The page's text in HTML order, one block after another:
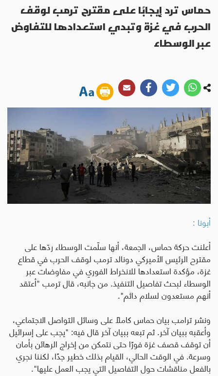
حماس ترد إيجابًا على مقترح ترمب لوقف
الحرب في غزة وتبدي استعدادها للتفاوض
عبر الوسطاء
أبونا :
أعلنت حركة حماس، الجمعة، أنها سلّمت الوسطاء ردّها على
مقترح الرئيس الأميركي دونالد ترمب لوقف الحرب في قطاع
غزة، مؤكدة استعدادها للانخراط الفوري في مفاوضات عبر
الوسطاء لبحث تفاصيل التنفيذ. من جانبه، قال ترمب "أعتقد
أنهم مستعدون لسلام دائم".
ونشر ترامب بيان حماس كاملًا على وسائل التواصل الاجتماعي،
وأعقبه ببيان آخر. ثم تبعه ببيان آخر قال فيه: "يجب على إسرائيل
أن توقف قصف غزة فورًا حتى نتمكن من إخراج الرهائن بأمان
وسرعة. في الوقت الحالي، القيام بذلك خطير جدًا، لكننا نجري
بالفعل مناقشات حول التفاصيل التي يجب العمل عليها".